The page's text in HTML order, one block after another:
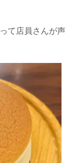
て店員さんが声